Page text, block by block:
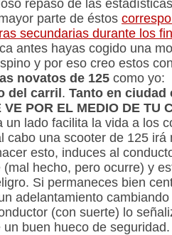
repaso de las
parte de éstos
secundarias durante los
antes hayas cogido una
y por eso creo estos
novatos de 125 como yo:
del carril . Tanto en ciudad
POR EL MEDIO DE TU
un lado facilita la vida a los
cabo una scooter de 125 irá
esto, induces al
hecho, pero ocurre) y
Si permaneces bien
adelantamiento
(con suerte) lo
buen hueco de seguridad.